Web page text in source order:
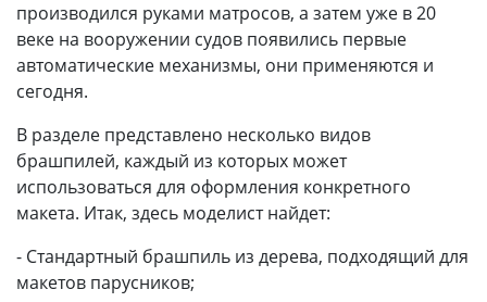
производился руками матросов, а затем уже в 20
веке на вооружении судов появились первые
автоматические механизмы, они применяются и
сегодня.
В разделе представлено несколько видов
брашпилей, каждый из которых может
использоваться для оформления конкретного
макета. Итак, здесь моделист найдет:
- Стандартный брашпиль из дерева, подходящий для
макетов парусников;